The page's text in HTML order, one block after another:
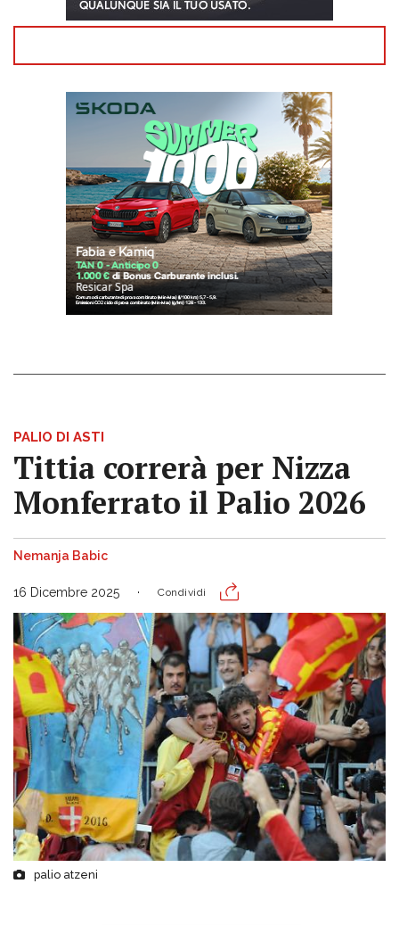
PALIO DI ASTI
Tittia correrà per Nizza
Monferrato il Palio 2026
Nemanja Babic
16 Dicembre 2025 Condividi
palio atzeni